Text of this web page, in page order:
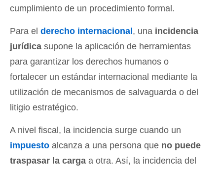
cumplimiento de un procedimiento formal.
Para el derecho internacional, una incidencia
jurídica supone la aplicación de herramientas
para garantizar los derechos humanos o
fortalecer un estándar internacional mediante la
utilización de mecanismos de salvaguarda o del
litigio estratégico.
A nivel fiscal, la incidencia surge cuando un
impuesto alcanza a una persona que no puede
traspasar la carga a otra. Así, la incidencia del